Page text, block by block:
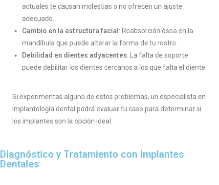
actuales te causan molestias o no ofrecen un ajuste
adecuado.
Cambio en la estructura facial : Reabsorción ósea en la
mandíbula que puede alterar la forma de tu rostro.
Debilidad en dientes adyacentes: La falta de soporte
puede debilitar los dientes cercanos a los que falta el diente.
Si experimentas alguno de estos problemas, un especialista en
implantología dental podrá evaluar tu caso para determinar si
los implantes son la opción ideal.
Diagnóstico y Tratamiento con Implantes
Dentales